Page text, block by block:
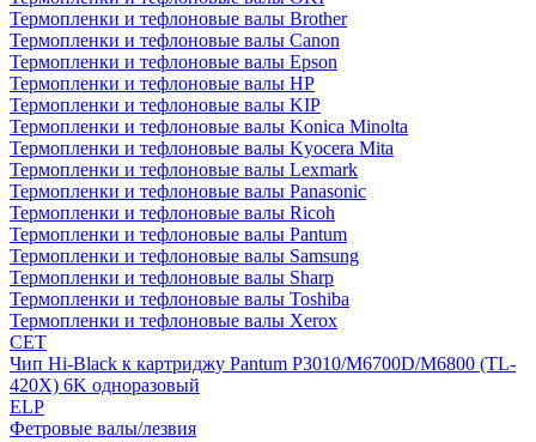
Термопленки и тефлоновые валы Brother
Термопленки и тефлоновые валы Canon
Термопленки и тефлоновые валы Epson
Термопленки и тефлоновые валы HP
Термопленки и тефлоновые валы KIP
Термопленки и тефлоновые валы Konica Minolta
Термопленки и тефлоновые валы Kyocera Mita
Термопленки и тефлоновые валы Lexmark
Термопленки и тефлоновые валы Panasonic
Термопленки и тефлоновые валы Ricoh
Термопленки и тефлоновые валы Pantum
Термопленки и тефлоновые валы Samsung
Термопленки и тефлоновые валы Sharp
Термопленки и тефлоновые валы Toshiba
Термопленки и тефлоновые валы Xerox
CET
Чип Hi-Black к картриджу Pantum P3010/M6700D/M6800 (TL-
420X) 6K одноразовый
ELP
Фетровые валы/лезвия